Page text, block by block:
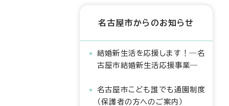
名古屋市からのお知らせ
結婚新生活を応援します！―名
古屋市結婚新生活応援事業―
名古屋市こども誰でも通園制度
（保護者の方へのご案内）